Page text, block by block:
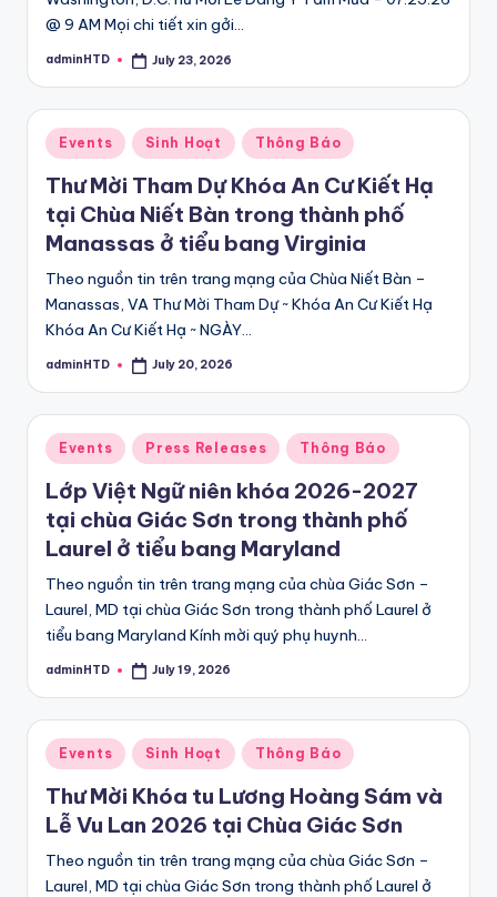
@ 9 AM Mọi chi tiết xin gởi…
Posted
adminHTD July 23, 2026
Posted
in
Events Sinh Hoạt Thông Báo
Thư Mời Tham Dự Khóa An Cư Kiết Hạ
tại Chùa Niết Bàn trong thành phố
Manassas ở tiểu bang Virginia
Theo nguồn tin trên trang mạng của Chùa Niết Bàn –
Manassas, VA Thư Mời Tham Dự ~ Khóa An Cư Kiết Hạ
Khóa An Cư Kiết Hạ ~ NGÀY…
Posted
adminHTD July 20, 2026
Posted
in
Events Press Releases Thông Báo
Lớp Việt Ngữ niên khóa 2026-2027
tại chùa Giác Sơn trong thành phố
Laurel ở tiểu bang Maryland
Theo nguồn tin trên trang mạng của chùa Giác Sơn –
Laurel, MD tại chùa Giác Sơn trong thành phố Laurel ở
tiểu bang Maryland Kính mời quý phụ huynh…
Posted
adminHTD July 19, 2026
Posted
in
Events Sinh Hoạt Thông Báo
Thư Mời Khóa tu Lương Hoàng Sám và
Lễ Vu Lan 2026 tại Chùa Giác Sơn
Theo nguồn tin trên trang mạng của chùa Giác Sơn –
Laurel, MD tại chùa Giác Sơn trong thành phố Laurel ở